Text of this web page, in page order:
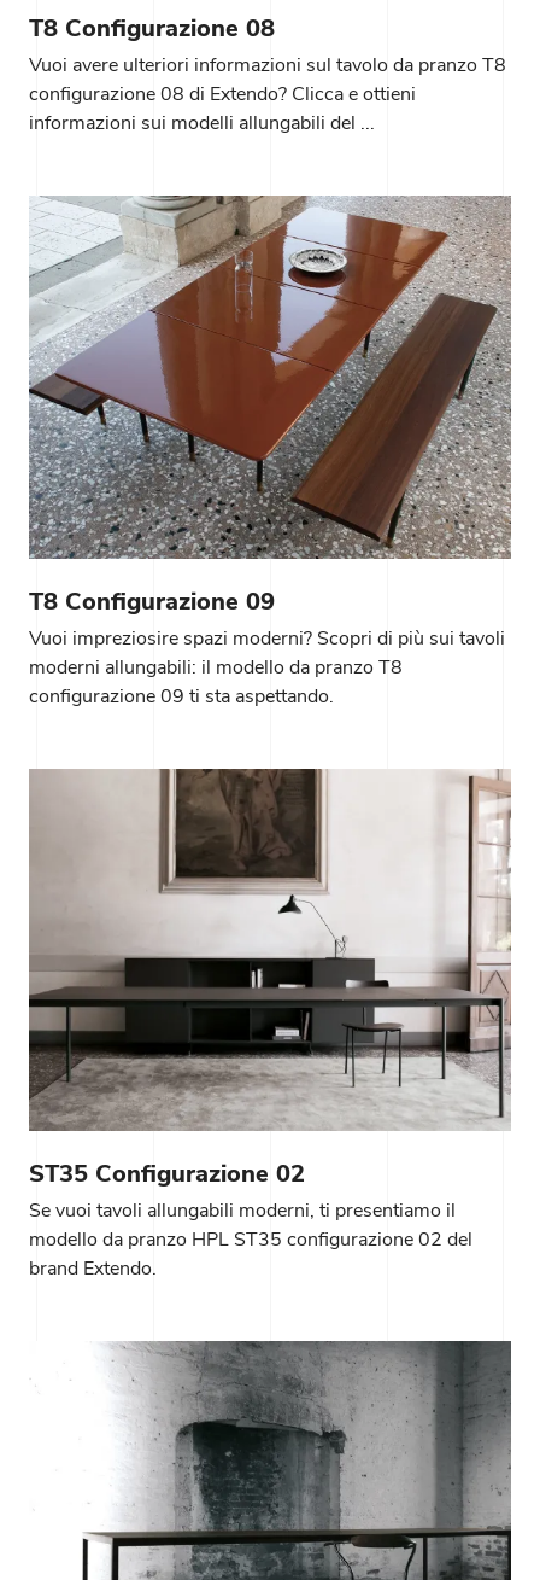
T8 Configurazione 08
Vuoi avere ulteriori informazioni sul tavolo da pranzo T8
configurazione 08 di Extendo? Clicca e ottieni
informazioni sui modelli allungabili del ...
T8 Configurazione 09
Vuoi impreziosire spazi moderni? Scopri di più sui tavoli
moderni allungabili: il modello da pranzo T8
configurazione 09 ti sta aspettando.
ST35 Configurazione 02
Se vuoi tavoli allungabili moderni, ti presentiamo il
modello da pranzo HPL ST35 configurazione 02 del
brand Extendo.